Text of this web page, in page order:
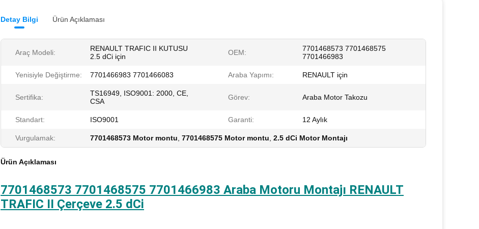
Detay Bilgi Ürün Açıklaması
Araç Modeli:
RENAULT TRAFIC II KUTUSU
2.5 dCi için
OEM:
7701468573 7701468575
7701466983
Yenisiyle Değiştirme: 7701466983 7701466083 Araba Yapımı: RENAULT için
Sertifika:
TS16949, ISO9001: 2000, CE,
CSA
Görev: Araba Motor Takozu
Standart: ISO9001 Garanti: 12 Aylık
Vurgulamak: 7701468573 Motor montu 7701468575 Motor montu 2.5 dCi Motor Montajı
Ürün Açıklaması
7701468573 7701468575 7701466983 Araba Motoru Montajı RENAULT
TRAFIC II Çerçeve 2.5 dCi